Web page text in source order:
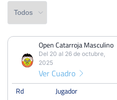
PERDIDOS PARTIDOS
5 9
PERDIDOS SETS
10
Open Catarroja Masculino
Del 20 al 26 de octubre,
2025
Ver Cuadro
Rd Jugador